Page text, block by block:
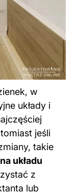
w
układy i
jeśli
takie
układu
z
lub